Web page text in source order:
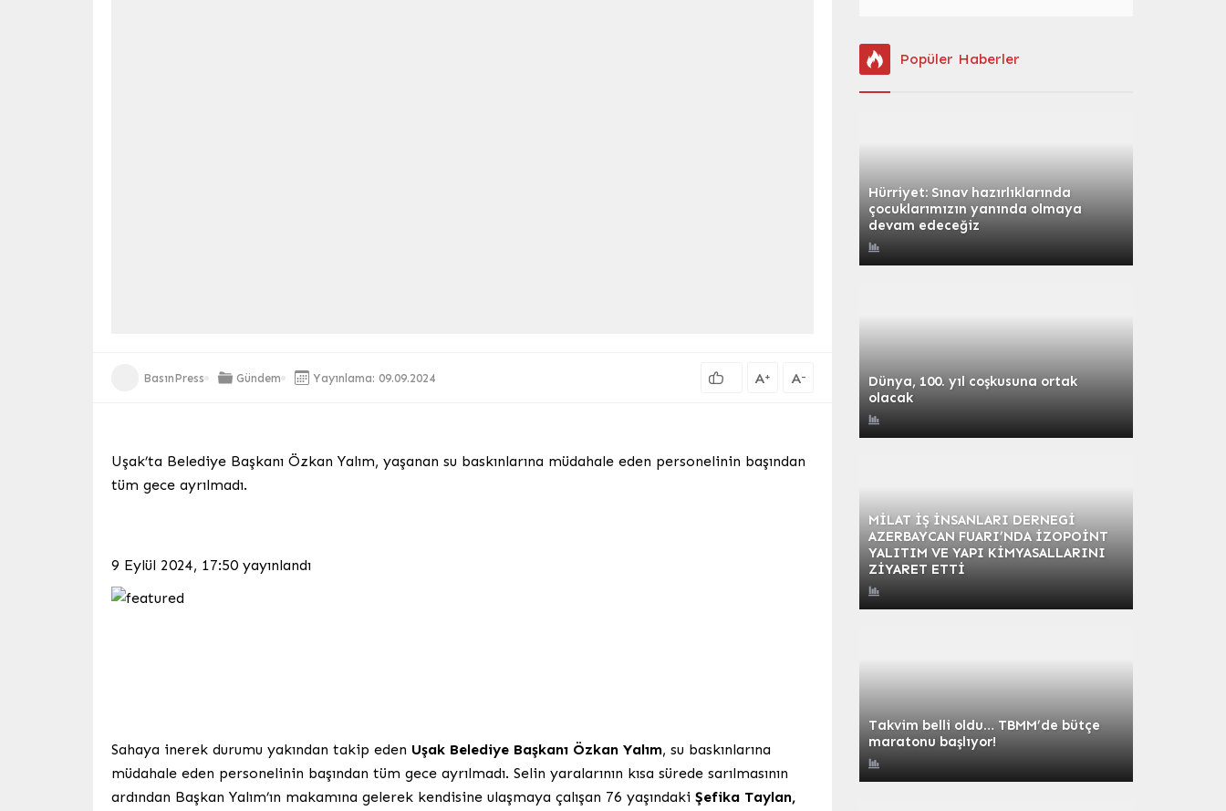
BasınPress Gündem Yayınlama: 09.09.2024 A+ A-
Uşak’ta Belediye Başkanı Özkan Yalım, yaşanan su baskınlarına müdahale eden personelinin başından
tüm gece ayrılmadı.
9 Eylül 2024, 17:50 yayınlandı
Sahaya inerek durumu yakından takip eden Uşak Belediye Başkanı Özkan Yalım, su baskınlarına
müdahale eden personelinin başından tüm gece ayrılmadı. Selin yaralarının kısa sürede sarılmasının
ardından Başkan Yalım’ın makamına gelerek kendisine ulaşmaya çalışan 76 yaşındaki Şefika Taylan,
Popüler Haberler
Hürriyet: Sınav hazırlıklarında
çocuklarımızın yanında olmaya
devam edeceğiz
Dünya, 100. yıl coşkusuna ortak
olacak
MİLAT İŞ İNSANLARI DERNEGİ
AZERBAYCAN FUARI’NDA İZOPOİNT
YALITIM VE YAPI KİMYASALLARINI
ZİYARET ETTİ
Takvim belli oldu… TBMM’de bütçe
maratonu başlıyor!